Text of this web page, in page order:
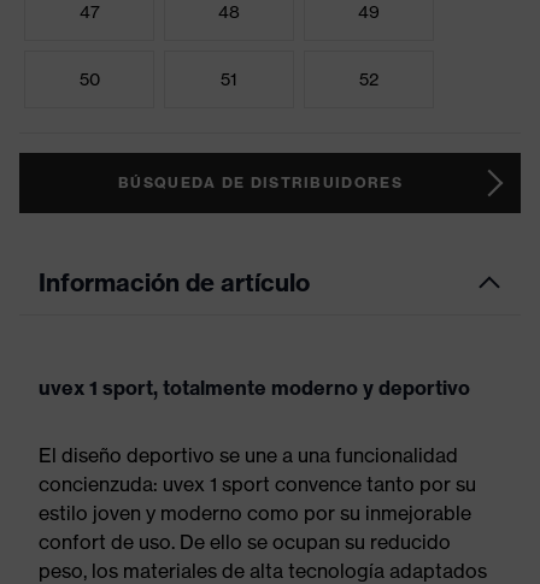
47 48 49
50 51 52
BÚSQUEDA DE DISTRIBUIDORES
Información de artículo
uvex 1 sport, totalmente moderno y deportivo
El diseño deportivo se une a una funcionalidad
concienzuda: uvex 1 sport convence tanto por su
estilo joven y moderno como por su inmejorable
confort de uso. De ello se ocupan su reducido
peso, los materiales de alta tecnología adaptados